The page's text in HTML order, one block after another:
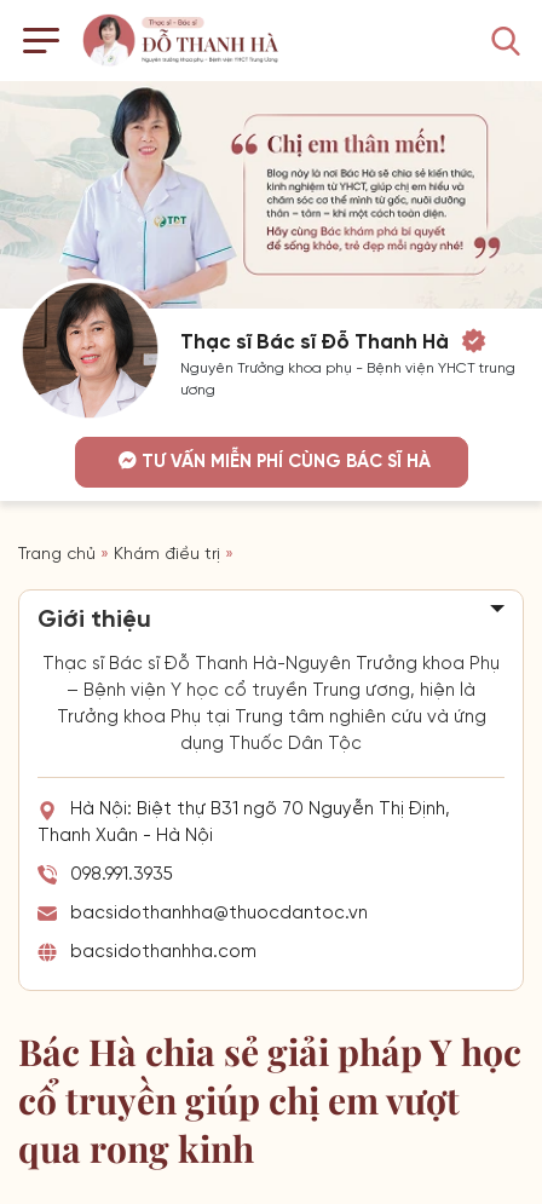
Thạc sĩ Bác sĩ Đỗ Thanh Hà
Nguyên Trưởng khoa phụ - Bệnh viện YHCT trung
ương
TƯ VẤN MIỄN PHÍ CÙNG BÁC SĨ HÀ
Trang chủ » Khám điều trị »
Giới thiệu
Thạc sĩ Bác sĩ Đỗ Thanh Hà-Nguyên Trưởng khoa Phụ
– Bệnh viện Y học cổ truyền Trung ương, hiện là
Trưởng khoa Phụ tại Trung tâm nghiên cứu và ứng
dụng Thuốc Dân Tộc
Hà Nội: Biệt thự B31 ngõ 70 Nguyễn Thị Định,
Thanh Xuân - Hà Nội
098.991.3935
bacsidothanhha@thuocdantoc.vn
bacsidothanhha.com
Bác Hà chia sẻ giải pháp Y học
cổ truyền giúp chị em vượt
qua rong kinh